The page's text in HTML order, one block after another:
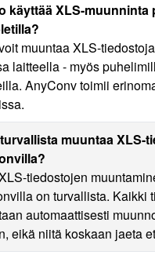
käyttää XLS-muunninta
muuntaa XLS-
laitteella - myös
AnyConv toimii
muuntaa XLS-
tiedostojen
on turvallista. Kaikki
automaattisesti
eikä niitä koskaan jaeta